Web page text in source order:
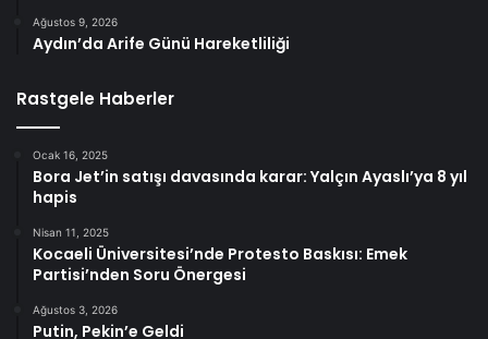
Ağustos 9, 2026
Aydın’da Arife Günü Hareketliliği
Rastgele Haberler
Ocak 16, 2025
Bora Jet’in satışı davasında karar: Yalçın Ayaslı’ya 8 yıl
hapis
Nisan 11, 2025
Kocaeli Üniversitesi’nde Protesto Baskısı: Emek
Partisi’nden Soru Önergesi
Ağustos 3, 2026
Putin, Pekin’e Geldi